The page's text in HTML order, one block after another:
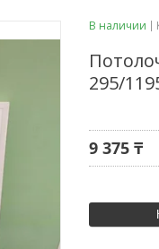
В наличии
295/
9 375 ₸